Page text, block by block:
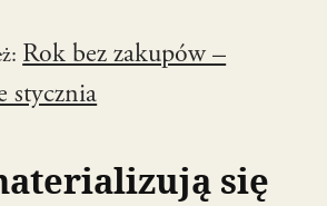
Rok bez zakupów –
stycznia
się